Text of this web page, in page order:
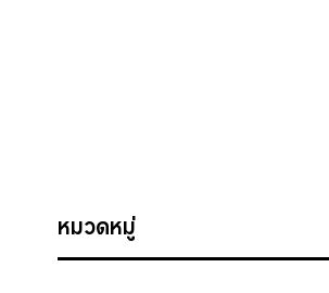
หมวดหมู่